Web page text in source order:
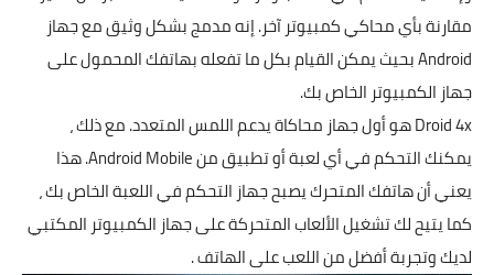
مقارنة بأي محاكي كمبيوتر آخر. إنه مدمج بشكل وثيق مع جهاز
Android بحيث يمكن القيام بكل ما تفعله بهاتفك المحمول على
جهاز الكمبيوتر الخاص بك.
Droid 4x هو أول جهاز محاكاة يدعم اللمس المتعدد. مع ذلك ،
يمكنك التحكم في أي لعبة أو تطبيق من Android Mobile. هذا
يعني أن هاتفك المتحرك يصبح جهاز التحكم في اللعبة الخاص بك ،
كما يتيح لك تشغيل الألعاب المتحركة على جهاز الكمبيوتر المكتبي
لديك وتجربة أفضل من اللعب على الهاتف .